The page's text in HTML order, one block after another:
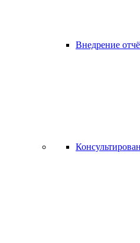
Внедрение